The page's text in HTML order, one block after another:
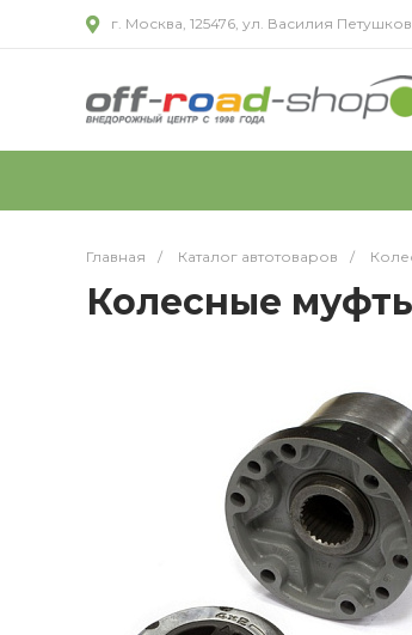
г. Москва, 125476, ул. Василия
Главная / Каталог автотоваров /
Колесные